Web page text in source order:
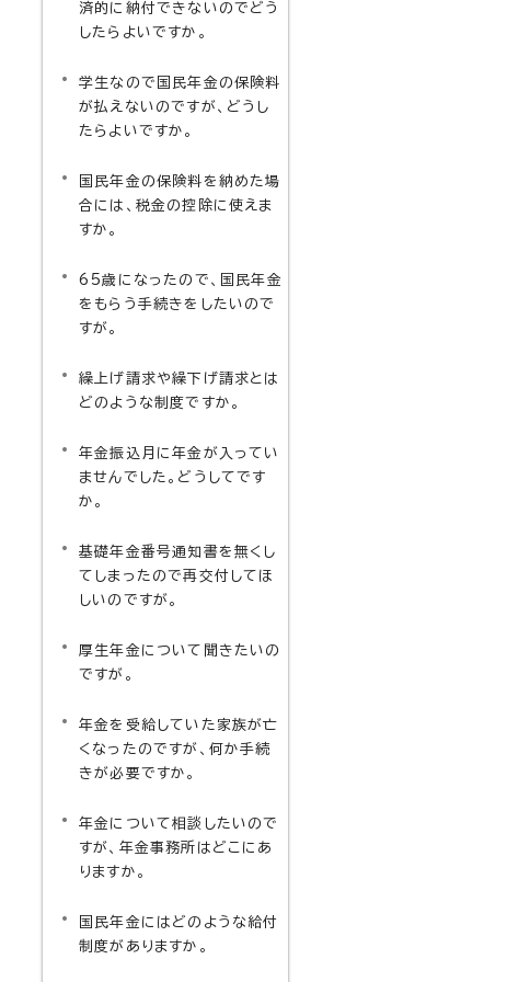
済的に納付できないのでどう
したらよいですか。
学生なので国民年金の保険料
が払えないのですが、どうし
たらよいですか。
国民年金の保険料を納めた場
合には、税金の控除に使えま
すか。
65歳になったので、国民年金
をもらう手続きをしたいので
すが。
繰上げ請求や繰下げ請求とは
どのような制度ですか。
年金振込月に年金が入ってい
ませんでした。どうしてです
か。
基礎年金番号通知書を無くし
てしまったので再交付してほ
しいのですが。
厚生年金について聞きたいの
ですが。
年金を受給していた家族が亡
くなったのですが、何か手続
きが必要ですか。
年金について相談したいので
すが、年金事務所はどこにあ
りますか。
国民年金にはどのような給付
制度がありますか。